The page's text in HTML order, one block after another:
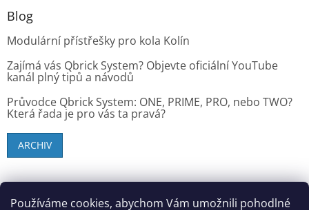
Používáme cookies, abychom Vám umožnili pohodlné
Blog
Modulární přístřešky pro kola Kolín
Zajímá vás Qbrick System? Objevte oficiální YouTube
kanál plný tipů a návodů
Průvodce Qbrick System: ONE, PRIME, PRO, nebo TWO?
Která řada je pro vás ta pravá?
ARCHIV